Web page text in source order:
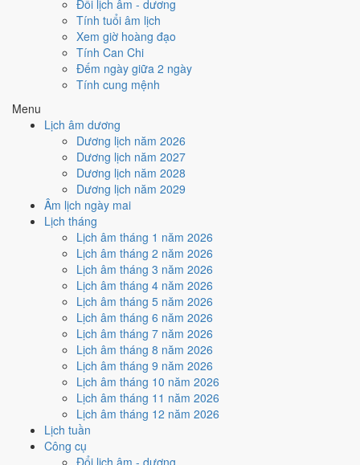
Đổi lịch âm - dương
Tính tuổi âm lịch
Xem giờ hoàng đạo
Tính Can Chi
Đếm ngày giữa 2 ngày
Tính cung mệnh
Menu
Lịch âm dương
Dương lịch năm 2026
Dương lịch năm 2027
Dương lịch năm 2028
Dương lịch năm 2029
Âm lịch ngày mai
Lịch tháng
Lịch âm tháng 1 năm 2026
Lịch âm tháng 2 năm 2026
Lịch âm tháng 3 năm 2026
Lịch âm tháng 4 năm 2026
Lịch âm tháng 5 năm 2026
Lịch âm tháng 6 năm 2026
Lịch âm tháng 7 năm 2026
Lịch âm tháng 8 năm 2026
Lịch âm tháng 9 năm 2026
Lịch âm tháng 10 năm 2026
Lịch âm tháng 11 năm 2026
Lịch âm tháng 12 năm 2026
Lịch tuần
Công cụ
Đổi lịch âm - dương
Ngày Hoàng Đạo.
Cách tính ngày tốt
Ký hợp đồng - giao ước
Tốt
Ký hợp đồng - giao ước hôm nay ở
Ngày Hoàng Đạo.
Cách tính ngày tốt
🏗️
Động thổ - khởi công
Tốt
Động thổ - khởi công hôm nay ở
Hoàng Đạo.
Cách tính ngày tốt
🏡 Nhập trạch - vào nhà mới
Tốt
Nhập trạch - vào nhà mới hôm nay ở
Ngày Hoàng Đạo.
Cách tính ngày tốt
Mua xe - tậu xe
Tốt
Mua xe - tậu xe hôm nay ởmức tốt (6/10)
Hoàng Đạo.
Cách tính ngày tốt
Xuất hành - đi xa
Tốt
Xuất hành - đi xa hôm nay ở
Hoàng Đạo